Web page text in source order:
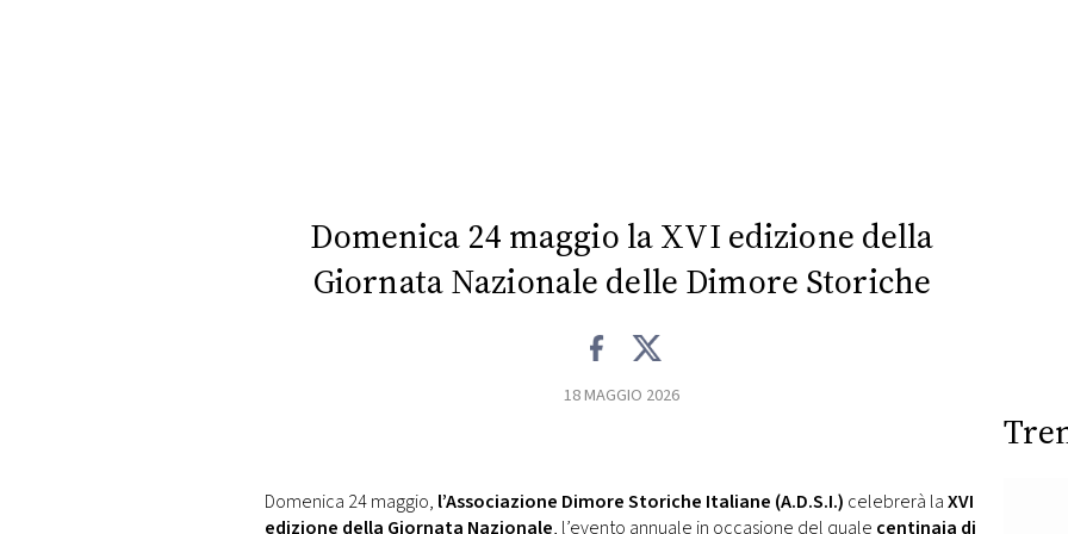
Domenica 24 maggio la XVI edizione della
Giornata Nazionale delle Dimore Storiche
18 MAGGIO 2026
Domenica 24 maggio, l’Associazione Dimore Storiche Italiane (A.D.S.I.) celebrerà laXVI
edizione della Giornata Nazionale, l’evento annuale in occasione del quale centinaia di